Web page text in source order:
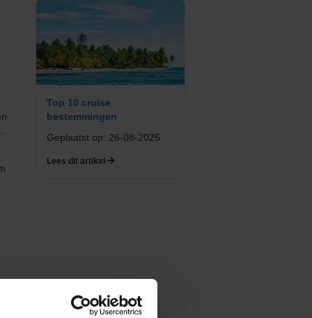
Top 10 cruise
bestemmingen
Geplaatst op: 26-08-2025
Lees dit artikel